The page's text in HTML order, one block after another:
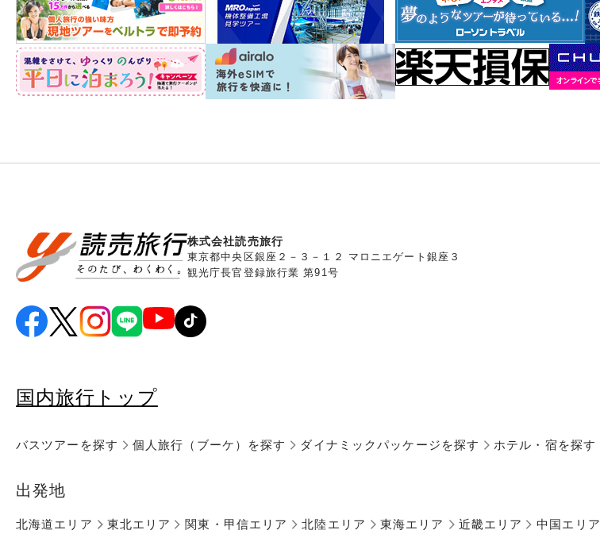
株式会社読売旅行
東京都中央区銀座２－３－１２ マロニエゲート銀座３
観光庁長官登録旅行業 第91号
国内旅行トップ
バスツアーを探す 個人旅行（ブーケ）を探す ダイナミックパッケージを探す ホテル・宿を探す
出発地
北海道エリア 東北エリア 関東・甲信エリア 北陸エリア 東海エリア 近畿エリア 中国エリア